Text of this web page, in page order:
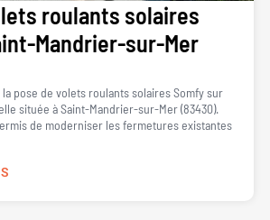
roulants solaires
Mandrier-sur-Mer
pose de volets roulants solaires Somfy sur
située à Saint-Mandrier-sur-Mer (83430).
de moderniser les fermetures existantes